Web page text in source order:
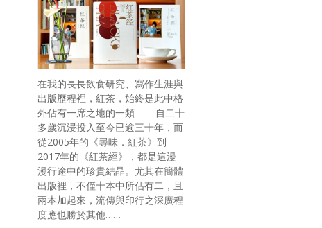
在我的長長飲食研究、寫作生涯與
出版歷程裡，紅茶，始終是此中格
外佔有一席之地的一類——自二十
多歲沉浸投入至今已逾三十年，而
從2005年的《尋味．紅茶》到
2017年的《紅茶經》，都是這漫
漫行途中的珍貴結晶。尤其在簡體
出版裡，不僅十本中所佔有二，且
兩本加起來，流傳與印行之深廣程
度應也勝於其他……